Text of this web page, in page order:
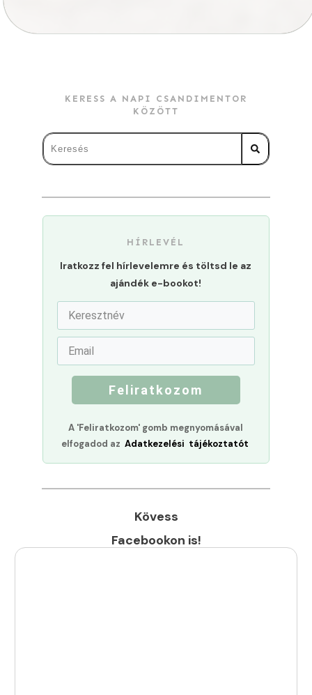
KERESS A NAPI CSANDIMENTOR
KÖZÖTT
HÍRLEVÉL
Iratkozz fel hírlevelemre és töltsd le az
ajándék e-bookot!
Feliratkozom
A 'Feliratkozom' gomb megnyomásával
elfogadod az Adatkezelési tájékoztatót
Kövess
Facebookon is!